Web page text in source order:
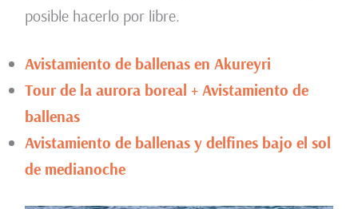
posible hacerlo por libre.
Avistamiento de ballenas en Akureyri
Tour de la aurora boreal + Avistamiento de
ballenas
Avistamiento de ballenas y delfines bajo el sol
de medianoche